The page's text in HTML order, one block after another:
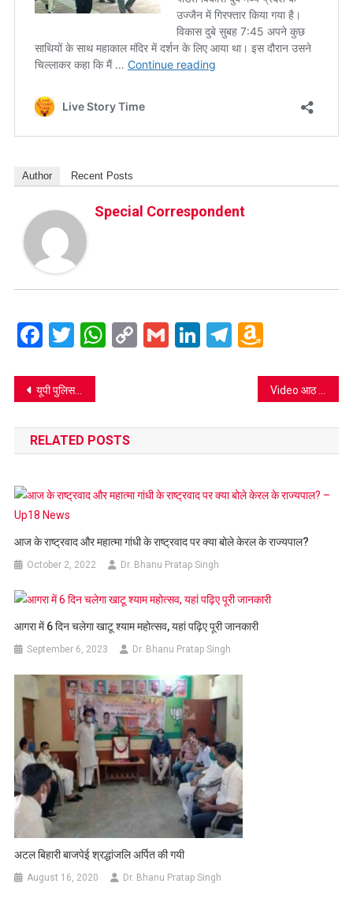
Author Recent Posts
Special Correspondent
Facebook
Twitter
WhatsApp
CopyGmailLinkedIn
Telegram
Amazon
List
Post
navigation
यूपी पुलिस के जांबाजों का हत्यारा महाकाल मंदिर में बोला- मैं विकास दुबे हूं, पुलिस ने किया गिरफ्तार
RELATED POSTS
आज के राष्ट्रवाद और महात्मा गांधी के राष्ट्रवाद पर क्या बोले केरल के राज्यपाल?
October 2, 2022 Dr. Bhanu Pratap Singh
आगरा में 6 दिन चलेगा खाटू श्याम महोत्सव, यहां पढ़िए पूरी जानकारी
September 6, 2023 Dr. Bhanu Pratap Singh
अटल बिहारी बाजपेई श्रद्धांजलि अर्पित की गयी
August 16, 2020 Dr. Bhanu Pratap Singh